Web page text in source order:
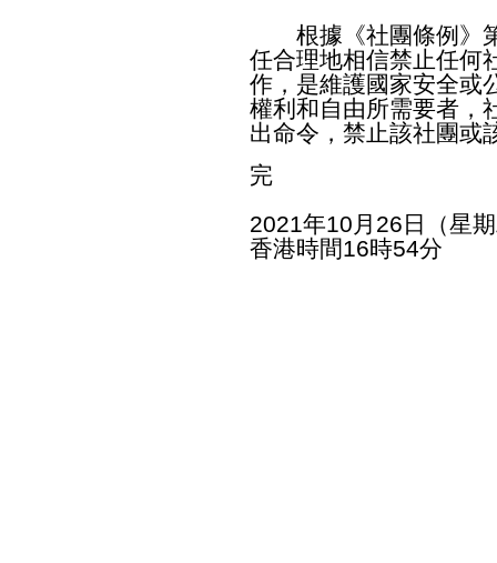
根據《社團條例》第
任合理地相信禁止任何
作，是維護國家安全或
權利和自由所需要者，
出命令，禁止該社團或
完
2021年10月26日（星
香港時間16時54分